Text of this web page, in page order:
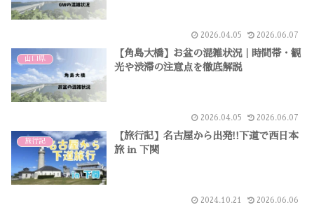
2026.04.05 2026.06.07
山口県
【角島大橋】お盆の混雑状況｜時間帯・観
光や渋滞の注意点を徹底解説
2026.04.05 2026.06.07
旅行記
【旅行記】名古屋から出発!!下道で西日本
旅 in 下関
2024.10.21 2026.06.06